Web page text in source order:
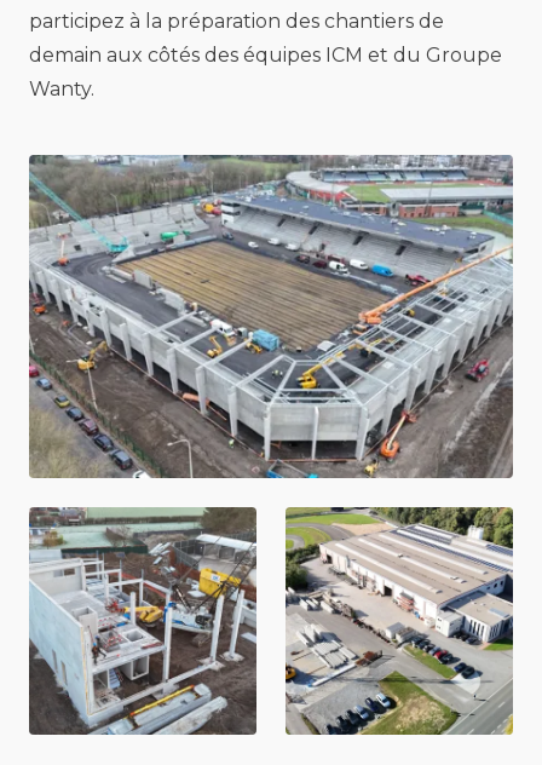
participez à la préparation des chantiers de
demain aux côtés des équipes ICM et du Groupe
Wanty.